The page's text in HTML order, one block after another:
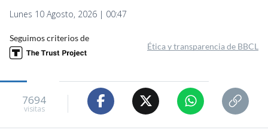
Lunes 10 Agosto, 2026 | 00:47
Seguimos criterios de
Ética y transparencia de BBCL
7694
visitas